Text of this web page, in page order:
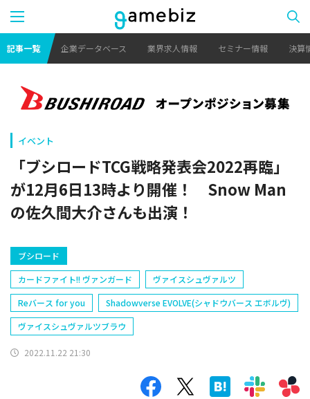
記事一覧 企業データベース 業界求人情報 セミナー情報 決算
イベント
「ブシロードTCG戦略発表会2022再臨」
が12月6日13時より開催！ Snow Man
の佐久間大介さんも出演！
ブシロード
カードファイト!! ヴァンガード
ヴァイスシュヴァルツ
Reバース for you
Shadowverse EVOLVE(シャドウバース エボルヴ)
ヴァイスシュヴァルツブラウ
2022.11.22 21:30